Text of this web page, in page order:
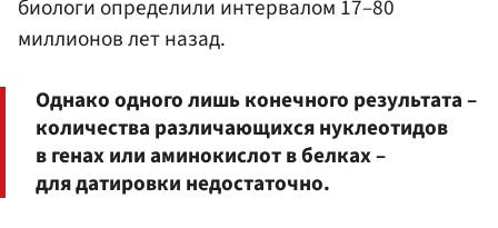
биологи определили интервалом 17–80
миллионов лет назад.
Однако одного лишь конечного результата –
количества различающихся нуклеотидов
в генах или аминокислот в белках –
для датировки недостаточно.